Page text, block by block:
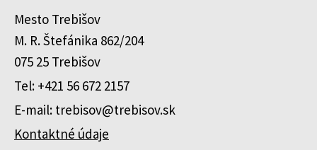
Mesto Trebišov
M. R. Štefánika 862/204
075 25 Trebišov
Tel: +421 56 672 2157
E-mail: trebisov@trebisov.sk
Kontaktné údaje